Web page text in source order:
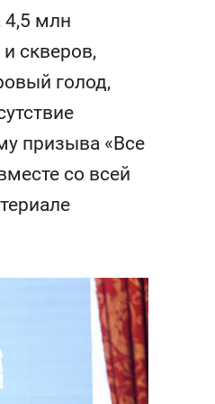
4,5 млн
скверов,
голод,
призыва «Все
со всей